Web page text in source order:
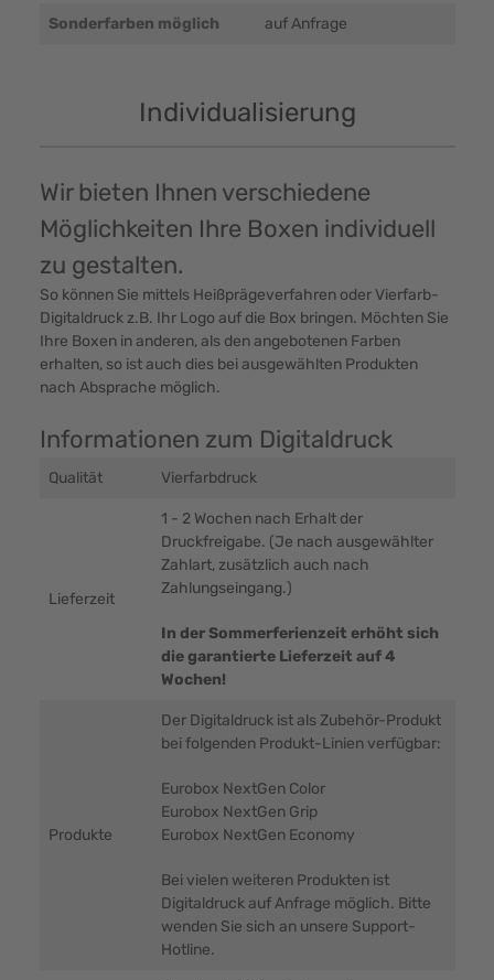
Sonderfarben möglich auf Anfrage
Individualisierung
Wir bieten Ihnen verschiedene
Möglichkeiten Ihre Boxen individuell
zu gestalten.
So können Sie mittels Heißprägeverfahren oder Vierfarb-
Digitaldruck z.B. Ihr Logo auf die Box bringen. Möchten Sie
Ihre Boxen in anderen, als den angebotenen Farben
erhalten, so ist auch dies bei ausgewählten Produkten
nach Absprache möglich.
Informationen zum Digitaldruck
Qualität Vierfarbdruck
Lieferzeit
1 - 2 Wochen nach Erhalt der
Druckfreigabe. (Je nach ausgewählter
Zahlart, zusätzlich auch nach
Zahlungseingang.)
In der Sommerferienzeit erhöht sich
die garantierte Lieferzeit auf 4
Wochen!
Produkte
Der Digitaldruck ist als Zubehör-Produkt
bei folgenden Produkt-Linien verfügbar:
Eurobox NextGen Color
Eurobox NextGen Grip
Eurobox NextGen Economy
Bei vielen weiteren Produkten ist
Digitaldruck auf Anfrage möglich. Bitte
wenden Sie sich an unsere Support-
Hotline.